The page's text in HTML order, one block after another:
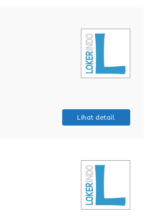
Lihat detail